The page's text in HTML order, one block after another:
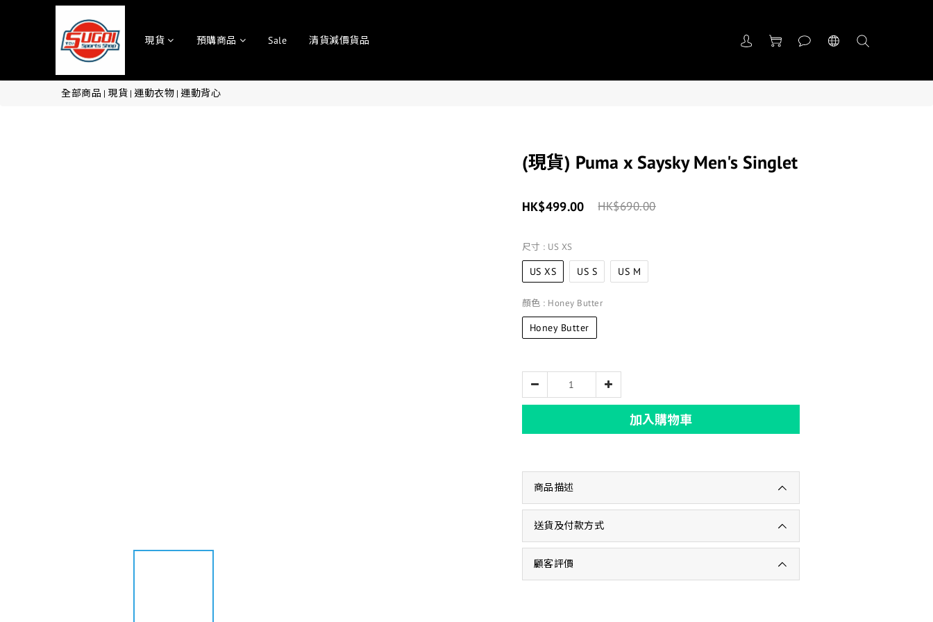
現貨 預購商品 Sale 清貨減價貨品
全部商品 | 現貨 | 運動衣物 | 運動背心
(現貨) Puma x Saysky Men's Singlet
HK$499.00 HK$690.00
尺寸 : US XS
US XS US S US M
顏色 : Honey Butter
Honey Butter
加入購物車
商品描述
送貨及付款方式
顧客評價